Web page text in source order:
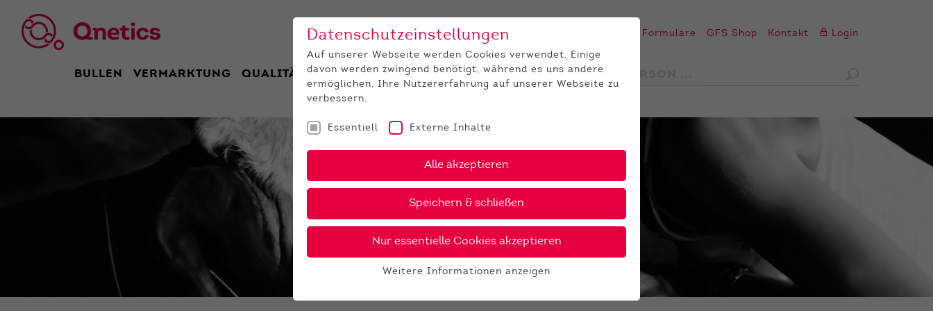
Formulare GFS Shop Kontakt Login
BULLEN VERMARKTUNG QUALITÄT JUNGZÜCHTER
Datenschutzeinstellungen
Auf unserer Webseite werden Cookies verwendet. Einige
davon werden zwingend benötigt, während es uns andere
ermöglichen, Ihre Nutzererfahrung auf unserer Webseite zu
verbessern.
Essentiell Externe Inhalte
Alle akzeptieren
Speichern & schließen
Nur essentielle Cookies akzeptieren
Weitere Informationen anzeigen